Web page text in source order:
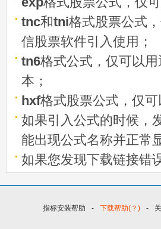
tnc和tni格式股票公式
信股票软件引入使用；
tn6格式公式，仅可以
本；
hxf格式股票公式，仅
如果引入公式的时候，
能出现公式名称并正常
如果您发现下载链接错
指标安装帮助 - 下载帮助(？) -